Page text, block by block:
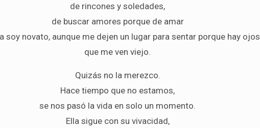
de rincones y soledades,
de buscar amores porque de amar
soy novato, aunque me dejen un lugar para sentar porque hay ojos
que me ven viejo.
Quizás no la merezco.
Hace tiempo que no estamos,
se nos pasó la vida en solo un momento.
Ella sigue con su vivacidad,